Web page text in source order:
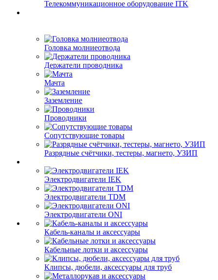
Телекоммуникационное оборудование ITK
Головка молниеотвода
Держатели проводника
Мачта
Заземление
Проводники
Сопутствующие товары
Разрядные счётчики, тестеры, магнето, УЗИП
Электродвигатели IEK
Электродвигатели TDM
Электродвигатели ONI
Кабель-каналы и аксессуары
Кабельные лотки и аксессуары
Клипсы, дюбели, аксессуары для труб